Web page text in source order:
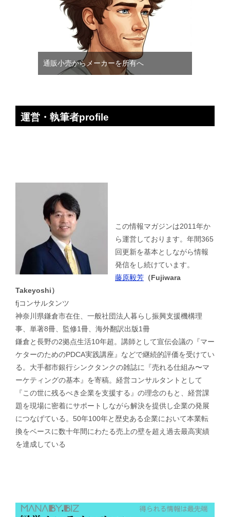
通販小売からメーカーを所有へ
運営・執筆者profile
この情報マガジンは2011年か
ら運営しております。年間365
回更新を基本としながら情報
発信をし続けています。
藤原毅芳 （Fujiwara
Takeyoshi）
fjコンサルタンツ
神奈川県鎌倉市在住、一般社団法人暮らし振興支援機構理
事、単著8冊、監修1冊、海外翻訳出版1冊
鎌倉と長野の2拠点生活10年超。講師として宣伝会議の『マー
ケターのためのPDCA実践講座』などで継続的評価を受けてい
る。大手都市銀行シンクタンクの雑誌に『売れる仕組み〜マ
ーケティングの基本』を寄稿。経営コンサルタントとして
『この世に残るべき企業を支援する』の理念のもと、経営課
題を現場に密着にサポートしながら解決を提供し企業の発展
につなげている。50年100年と歴史ある企業において本業転
換をベースに数十年間にわたる売上の壁を超え過去最高実績
を達成している